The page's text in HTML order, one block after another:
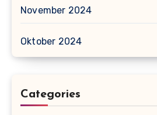
November 2024
Oktober 2024
Categories